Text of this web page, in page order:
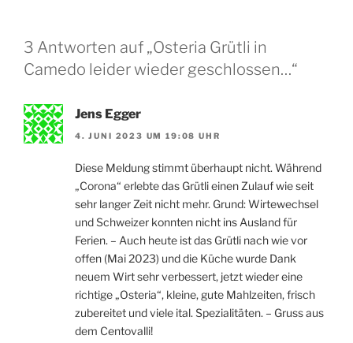
3 Antworten auf „Osteria Grütli in
Camedo leider wieder geschlossen…“
Jens Egger
4. JUNI 2023 UM 19:08 UHR
Diese Meldung stimmt überhaupt nicht. Während
„Corona“ erlebte das Grütli einen Zulauf wie seit
sehr langer Zeit nicht mehr. Grund: Wirtewechsel
und Schweizer konnten nicht ins Ausland für
Ferien. – Auch heute ist das Grütli nach wie vor
offen (Mai 2023) und die Küche wurde Dank
neuem Wirt sehr verbessert, jetzt wieder eine
richtige „Osteria“, kleine, gute Mahlzeiten, frisch
zubereitet und viele ital. Spezialitäten. – Gruss aus
dem Centovalli!